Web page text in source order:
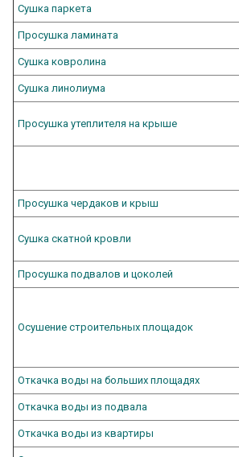
Сушка паркета
Просушка ламината
Сушка ковролина
Сушка линолиума
Просушка утеплителя на крыше
Просушка чердаков и крыш
Сушка скатной кровли
Просушка подвалов и цоколей
Осушение строительных площадок
Откачка воды на больших площадях
Откачка воды из подвала
Откачка воды из квартиры